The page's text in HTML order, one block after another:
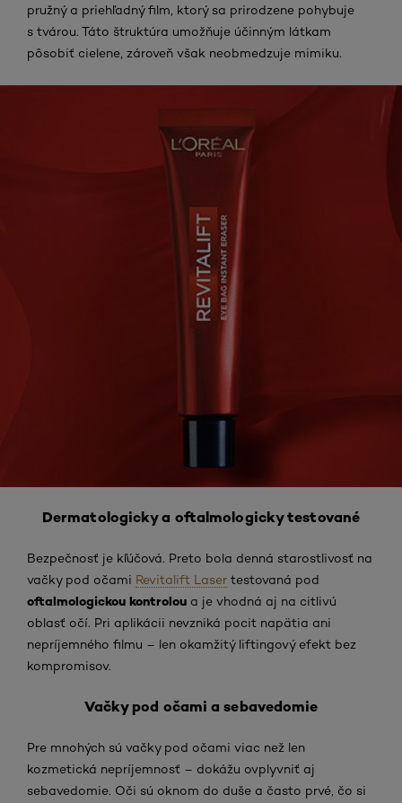
pružný a priehľadný film, ktorý sa prirodzene pohybuje
s tvárou. Táto štruktúra umožňuje účinným látkam
pôsobiť cielene, zároveň však neobmedzuje mimiku.
Dermatologicky a oftalmologicky testované
Bezpečnosť je kľúčová. Preto bola denná starostlivosť na
vačky pod očami Revitalift Laser testovaná pod
oftalmologickou kontrolou a je vhodná aj na citlivú
oblasť očí. Pri aplikácii nevzniká pocit napätia ani
nepríjemného filmu – len okamžitý liftingový efekt bez
kompromisov.
Vačky pod očami a sebavedomie
Pre mnohých sú vačky pod očami viac než len
kozmetická nepríjemnosť – dokážu ovplyvniť aj
sebavedomie. Oči sú oknom do duše a často prvé, čo si